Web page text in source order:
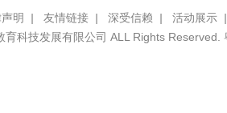
明 | 友情链接 | 深受信赖 | 活动展示 |
科技发展有限公司 ALL Rights Reserved.